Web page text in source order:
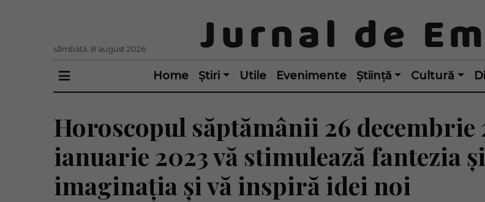
sâmbătă, 8 august 2026
Home Știri Utile Evenimente Știință Cultură
Horoscopul săptămânii 26 decembrie
ianuarie 2023 vă stimulează fantezia și
imaginația și vă inspiră idei noi